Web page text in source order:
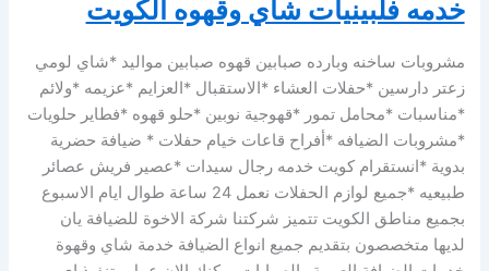
خدمه فلبينيات شاي وقهوه الكويت
مشروبات ساخنه وبارده صبابين قهوه صبابين مواليد *شاي لومي
زعتر دارسين *حفلات العشاء *الاستقبال *العزايم *عزيمه *ولائم
*مناسبات *محامل تمور *قهوجية نوبين *حلو قهوه *فطاير حلويات
*مشروبات الضيافه *أفراح قاعات خيام حفلات * ضيافة حضرية
بدوية *انستقرام كويت خدمه رجال سيدات *عصير فريش عصائر
طبيعيه *جميع لوازم الحفلات نعمل 24 ساعة طوال ايام الاسبوع
بجميع مناطق الكويت تتميز شركتنا شركة الاخوة للضيافة يان
لديها متخصصون بتقديم جميع انواع الضيافة خدمة شاي وقهوة